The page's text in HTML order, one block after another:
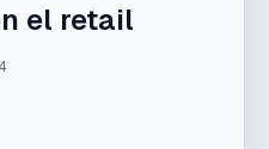
el retail